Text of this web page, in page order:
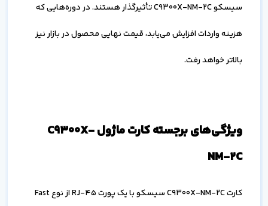
سیسکو C9300X-NM-2C تأثیرگذار هستند. در دوره‌هایی که
هزینه واردات افزایش می‌یابد، قیمت نهایی محصول در بازار نیز
بالاتر خواهد رفت.
ویژگی‌های برجسته کارت ماژول C9300X-
NM-2C
کارت C9300X-NM-2C سیسکو با یک پورت RJ-45 از نوع Fast